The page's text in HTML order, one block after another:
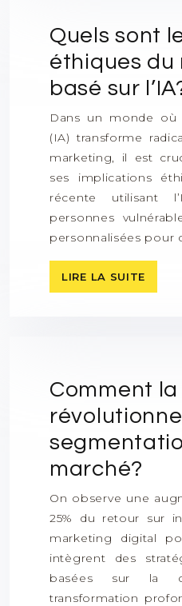
Quels sont
éthiques du
basé sur
Dans un monde où
(IA) transforme
marketing, il est
ses implications
récente utilisant
personnes
personnalisées pour
LIRE LA SUITE
Comment
marché?
On observe une
25% du retour sur
marketing digital
intègrent des
basées sur la
transformation